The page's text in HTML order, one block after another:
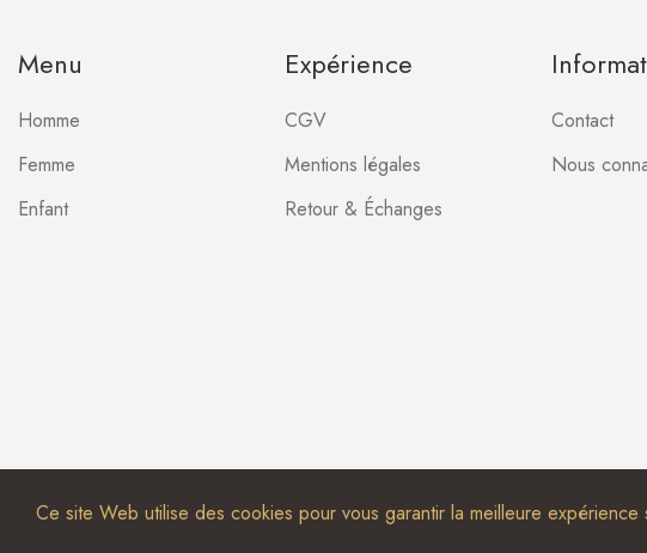
Menu
Homme
Femme
Enfant
Expérience
CGV
Mentions légales
Retour & Échanges
Contact
Nous
Unecréation de site internet par
Ce site Web utilise des cookies pour vous garantir la meilleure expérience